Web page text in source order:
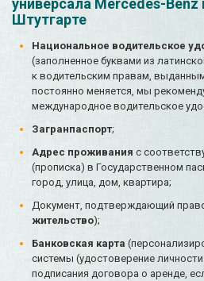
универсала Mercedes-Benz
Штутгарте
Национальное водительское
(заполненное буквами из
к водительским правам,
постоянно меняется, мы
международное водительское
Загранпаспорт;
Адрес проживания с
(прописка) в Государственном
город, улица, дом, квартира;
Документ, подтверждающий
жительство);
Банковская карта
системы (удостоверение
подписания договора о аренде,